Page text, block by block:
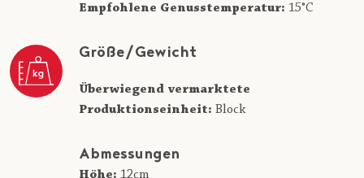
Empfohlene Genusstemperatur: 15°C
Größe/Gewicht
Überwiegend vermarktete
Produktionseinheit: Block
Abmessungen
Höhe: 12cm